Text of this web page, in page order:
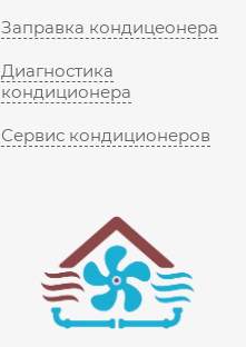
Заправка кондицеонера
Диагностика
кондиционера
Сервис кондиционеров